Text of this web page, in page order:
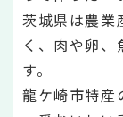
茨城県は農業
く、肉や卵
す。
龍ケ崎市特産